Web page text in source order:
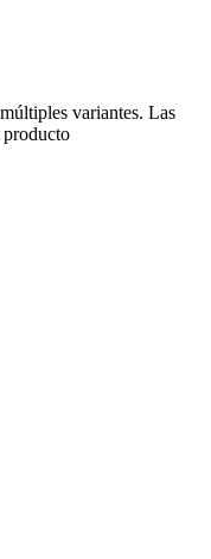
variantes. Las
producto